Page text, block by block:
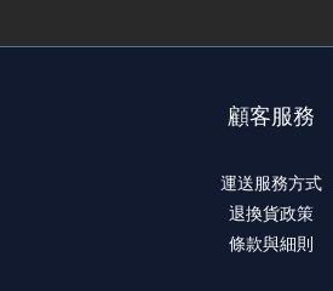
顧客服務
運送服務方式
退換貨政策
條款與細則